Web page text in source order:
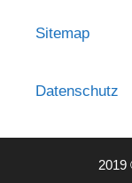
Sitemap
Datenschutz
2019